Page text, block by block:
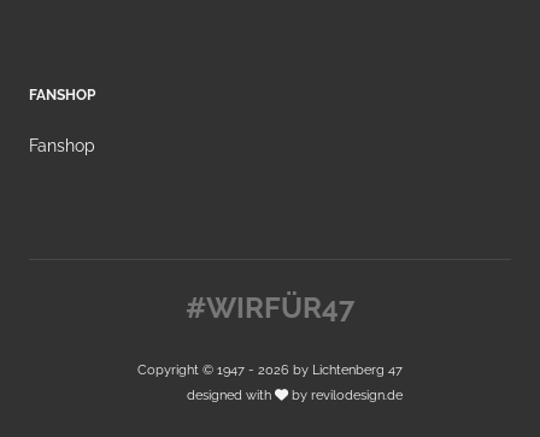
FANSHOP
Fanshop
#WIRFÜR47
Copyright © 1947 - 2026 by Lichtenberg 47
designed with
by revilodesign.de